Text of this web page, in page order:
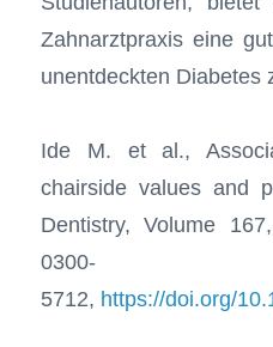
Zahnarztpraxis eine
unentdeckten Diabetes
Ide M. et al.,
chairside values and
Dentistry, Volume
0300-
5712, https://doi.org/